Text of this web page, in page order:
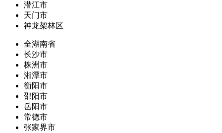
潜江市
天门市
神龙架林区
全湖南省
长沙市
株洲市
湘潭市
衡阳市
邵阳市
岳阳市
常德市
张家界市